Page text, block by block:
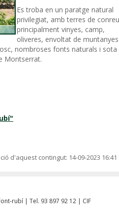
Es troba en un paratge natural
privilegiat, amb terres de
principalment vinyes, camp,
oliveres, envoltat de muntanyes
nombroses fonts naturals i sota
Montserrat.
d'aquest contingut: 14-09-2023 16:41
rubí | Tel. 93 897 92 12 | CIF